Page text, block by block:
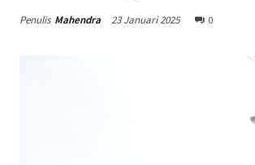
Penulis Mahendra 23 Januari 2025 0